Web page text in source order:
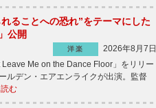
ることへの恐れ”をテーマにした
公開
洋楽
2026年8月7日
Me on the Dance Floor」をリリー
デン・エアエンライクが出演。監督
む